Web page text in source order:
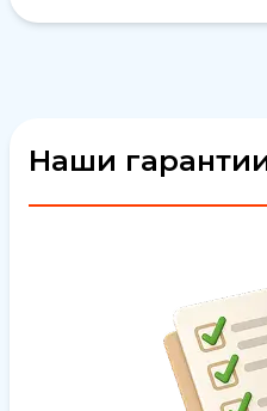
Наши